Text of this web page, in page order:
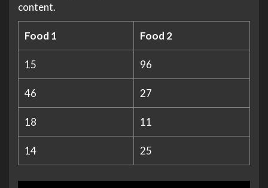
content.
Food 1 Food 2
15 96
46 27
18 11
14 25